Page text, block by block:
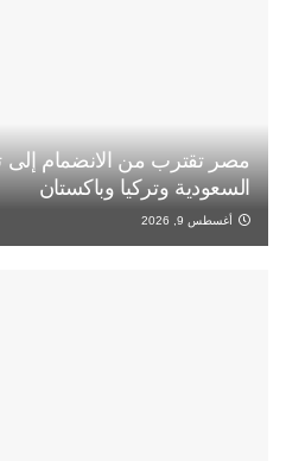
مصر تقترب من الانضمام
السعودية وتركيا وباكستان
أغسطس 9, 2026